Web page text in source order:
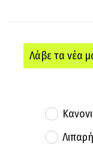
Λάβε τα νέα
Λιπαρή